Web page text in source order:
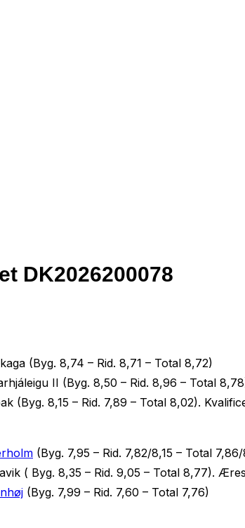
DK2026200078
(Byg. 8,74 – Rid. 8,71 – Total 8,72)
II (Byg. 8,50 – Rid. 8,96 – Total
(Byg. 8,15 – Rid. 7,89 – Total 8,02).
(Byg. 7,95 – Rid. 7,82/8,15 – Total
( Byg. 8,35 – Rid. 9,05 – Total 8,77).
(Byg. 7,99 – Rid. 7,60 – Total 7,76)